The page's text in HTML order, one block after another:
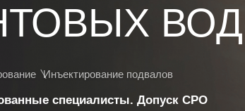
Инъектирование подвалов
специалисты. Допуск СРО